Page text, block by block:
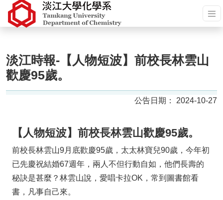
淡江時報-【人物短波】前校長林雲山
歡慶95歲。
2024-10-27
【人物短波】前校長林雲山歡慶95歲。
前校長林雲山9月底歡慶95歲，太太林寶兒90歲，今年初
已先慶祝結婚67週年，兩人不但行動自如，他們長壽的
秘訣是甚麼？林雲山說，愛唱卡拉OK，常到圖書館看
書，凡事自己來。